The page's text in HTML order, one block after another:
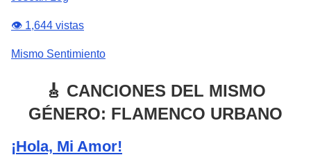
👁️ 1,644 vistas
Mismo Sentimiento
🎸 CANCIONES DEL MISMO
GÉNERO: FLAMENCO URBANO
¡Hola, Mi Amor!